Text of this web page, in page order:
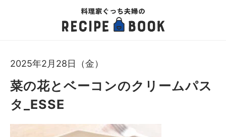
2025年2月28日（金）
菜の花とベーコンのクリームパス
タ_ESSE